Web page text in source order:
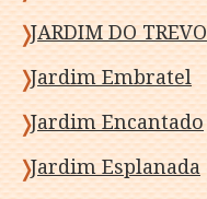
JARDIM DO TREVO
Jardim Embratel
Jardim Encantado
Jardim Esplanada